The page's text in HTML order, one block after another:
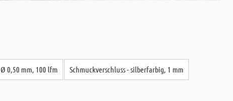
0,50 mm, 100 lfm Schmuckverschluss - silberfarbig, 1 mm